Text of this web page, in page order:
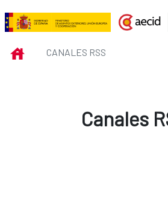
Skip to Main Content
Canales RSS
INICIOCANALES RSS
Canales